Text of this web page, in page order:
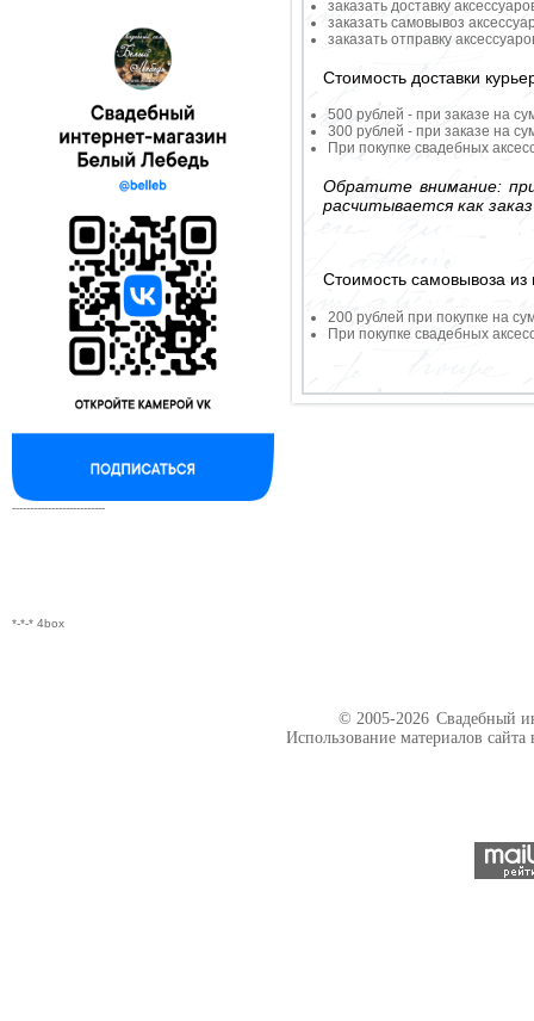
--------------------------
*-*-* 4box
заказать доставку
заказать самовывоз
заказать отправку
Стоимость доставки
500 рублей - при заказе на
300 рублей - при заказе на
При покупке свадебных
Обратите внимание:
расчитывается как
Стоимость самовывоза из
200 рублей при покупке на
При покупке свадебных
© 2005-2026 Свадебный
Использование материалов